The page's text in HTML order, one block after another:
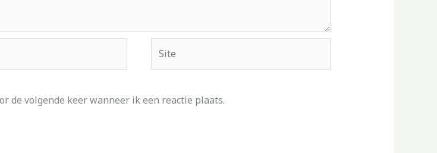
de volgende keer wanneer ik een reactie plaats.